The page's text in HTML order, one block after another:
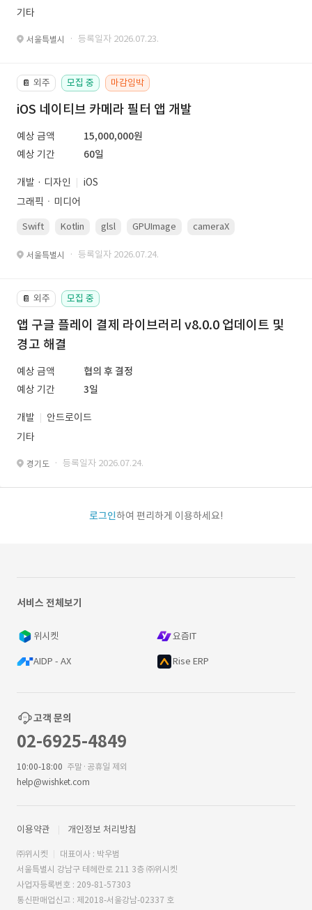
기타
서울특별시 · 등록일자 2026.07.23.
📔 외주 모집 중 마감임박
iOS 네이티브 카메라 필터 앱 개발
예상 금액
15,000,000원
예상 기간
60일
개발 · 디자인
iOS
그래픽ㆍ미디어
Swift Kotlin glsl GPUImage cameraX
서울특별시 · 등록일자 2026.07.24.
📔 외주 모집 중
앱 구글 플레이 결제 라이브러리 v8.0.0 업데이트 및
경고 해결
예상 금액
협의 후 결정
예상 기간
3일
개발
안드로이드
기타
경기도 · 등록일자 2026.07.24.
로그인하여 편리하게 이용하세요!
서비스 전체보기
위시켓 요즘IT
AIDP - AX Rise ERP
고객 문의
02-6925-4849
10:00-18:00 주말·공휴일 제외
help@wishket.com
이용약관 개인정보 처리방침
㈜위시켓
대표이사 : 박우범
서울특별시 강남구 테헤란로 211 3층 ㈜위시켓
사업자등록번호 : 209-81-57303
통신판매업신고 : 제2018-서울강남-02337 호